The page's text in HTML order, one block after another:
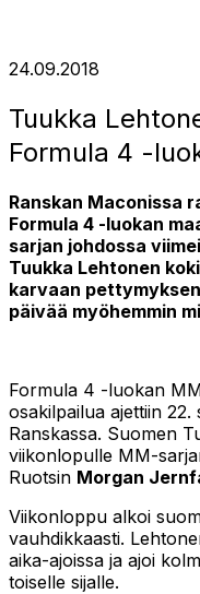
24.09.2018
Tuukka
Formula 4 -
Ranskan Maconissa
Formula 4 -luokan
sarjan johdossa
Tuukka Lehtonen
karvaan
päivää myöhemmin
Formula 4 -luokan
osakilpailua ajettiin
Ranskassa. Suomen
viikonlopulle MM-
Ruotsin Morgan
Viikonloppu alkoi
vauhdikkaasti.
aika-ajoissa ja ajoi
toiselle sijalle.